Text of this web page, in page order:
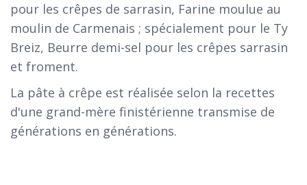
pour les crêpes de sarrasin, Farine moulue au
moulin de Carmenais ; spécialement pour le Ty
Breiz, Beurre demi-sel pour les crêpes sarrasin
et froment.
La pâte à crêpe est réalisée selon la recettes
d'une grand-mère finistérienne transmise de
générations en générations.